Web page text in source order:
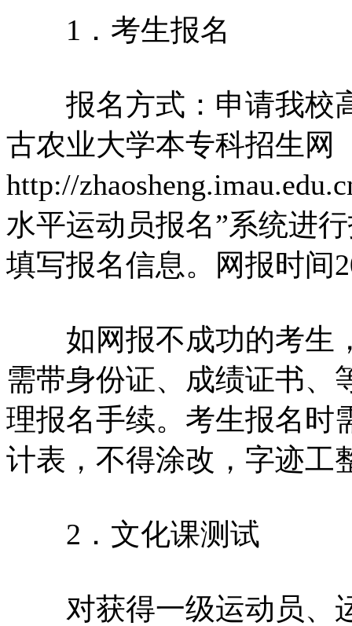
1．考生报名
报名方式：申请我校
古农业大学本专科招生网
http://
水平运动员报名”系统进
填写报名信息。网报时间
如网报不成功的考生
需带身份证、成绩证书、
理报名手续。考生报名时
计表，不得涂改，字迹工
2．文化课测试
对获得一级运动员、